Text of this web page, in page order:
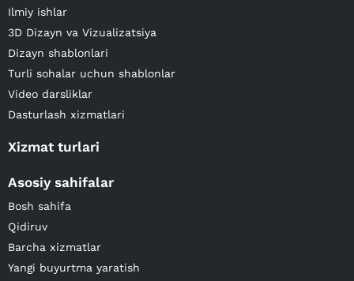
Ilmiy ishlar
3D Dizayn va Vizualizatsiya
Dizayn shablonlari
Turli sohalar uchun shablonlar
Video darsliklar
Dasturlash xizmatlari
Xizmat turlari
Asosiy sahifalar
Bosh sahifa
Qidiruv
Barcha xizmatlar
Yangi buyurtma yaratish